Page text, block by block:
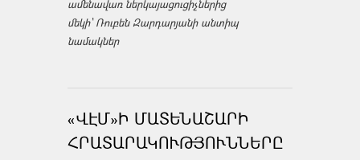
ամենավառ ներկայացուցիչներից
մեկի՝ Ռուբեն Զարդարյանի անտիպ
նամակներ
«ՎԷՄ»Ի ՄԱՏԵՆԱՇԱՐԻ
ՀՐԱՏԱՐԱԿՈՒԹՅՈՒՆՆԵՐԸ